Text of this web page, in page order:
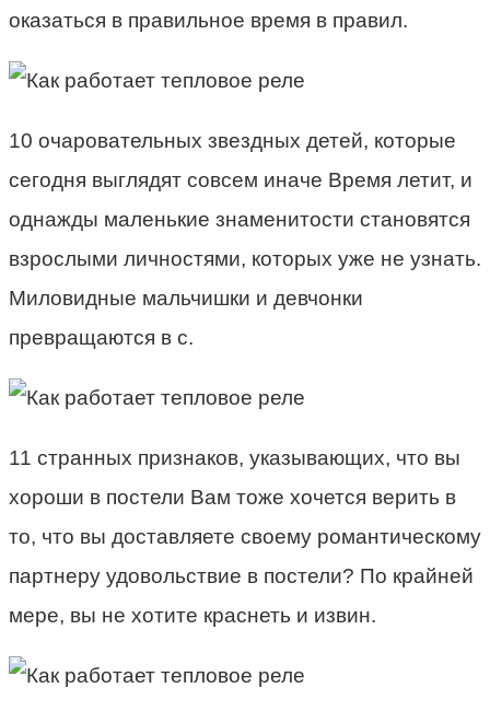
оказаться в правильное время в правил.
10 очаровательных звездных детей, которые
сегодня выглядят совсем иначе Время летит, и
однажды маленькие знаменитости становятся
взрослыми личностями, которых уже не узнать.
Миловидные мальчишки и девчонки
превращаются в с.
11 странных признаков, указывающих, что вы
хороши в постели Вам тоже хочется верить в
то, что вы доставляете своему романтическому
партнеру удовольствие в постели? По крайней
мере, вы не хотите краснеть и извин.